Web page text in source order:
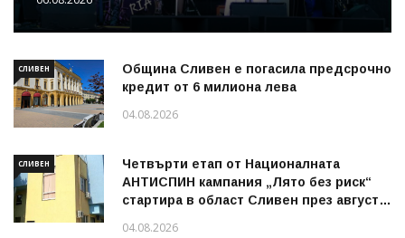
СЛИВЕН
Община Сливен е погасила предсрочно
кредит от 6 милиона лева
04.08.2026
СЛИВЕН
Четвърти етап от Националната
АНТИСПИН кампания „Лято без риск“
стартира в област Сливен през август
04.08.2026